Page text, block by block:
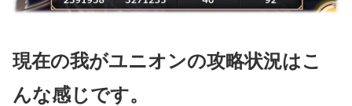
現在の我がユニオンの攻略状況はこ
んな感じです。